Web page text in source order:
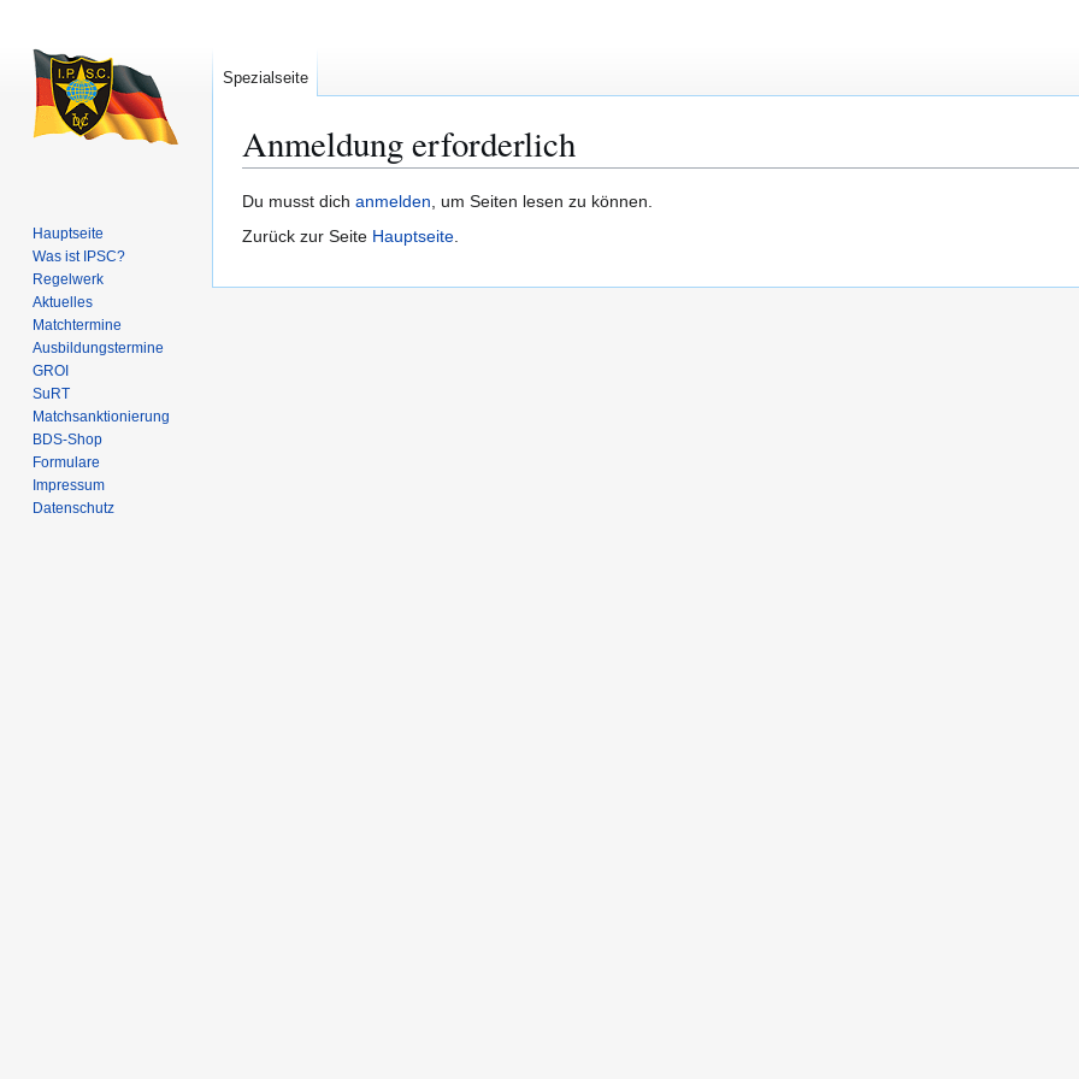
Anmeldung erforderlich
Zur
Navigation
Zur
Suche
Du musst dich anmelden, um Seiten lesen zu können.
Zurück zur Seite Hauptseite.
Spezialseite
Hauptseite
Was ist IPSC?
Regelwerk
Aktuelles
Matchtermine
Ausbildungs­termine
GROI
SuRT
Match­sanktionierung
BDS-Shop
Formulare
Impressum
Datenschutz